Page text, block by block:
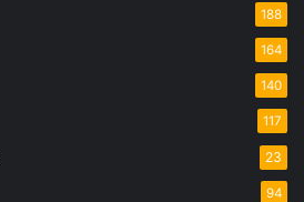
188
164
140
117
23
94